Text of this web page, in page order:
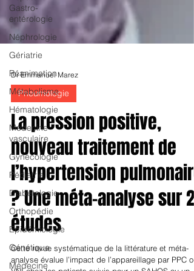
Gastro-
entérologie
Néphrologie
Gériatrie
Réanimation
Métabolisme
Hématologie
Médecine
vasculaire
Gynécologie
Pédiatrie
Diabétologie
Orthopédie
Epidémiologie
Génétique
Médecine
Dr Emmanuel Marez
Pneumologie
La pression positive,
nouveau traitement de
l’hypertension pulmonaire
? Une méta-analyse sur 23
études